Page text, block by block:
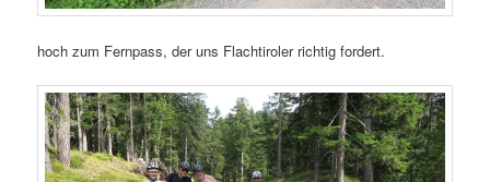
hoch zum Fernpass, der uns Flachtiroler richtig fordert.